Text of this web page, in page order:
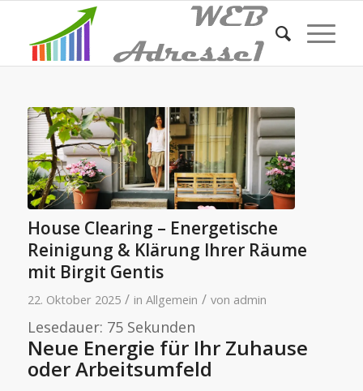
House Clearing – Energetische
Reinigung & Klärung Ihrer Räume
mit Birgit Gentis
22. Oktober 2025 / in Allgemein / von admin
Lesedauer: 75 Sekunden
Neue Energie für Ihr Zuhause
oder Arbeitsumfeld